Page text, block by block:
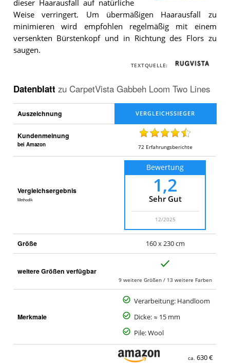
CarpetVista
Gabbeh
Two
dieser Haarausfall auf natürliche
Weise verringert. Um übermäßigen Haarausfall zu
minimieren wird empfohlen regelmäßig mit einem
versenkten Bürstenkopf und in Richtung des Flors zu
saugen.
TEXTQUELLE:
Datenblatt zu CarpetVista Gabbeh Loom Two Lines
Auszeichnung
Kundenmeinung
bei Amazon 72 Erfahrungsberichte
Vergleichsergebnis
Methodik
Bewertung
1,2
Sehr Gut
12/2025
Größe 160 x 230 cm
weitere Größen verfügbar
9 weitere Größen / 13 weitere Farben
Merkmale
Verarbeitung: Handloom
Dicke: ≈ 15 mm
Pile: Wool
ca. 630 €